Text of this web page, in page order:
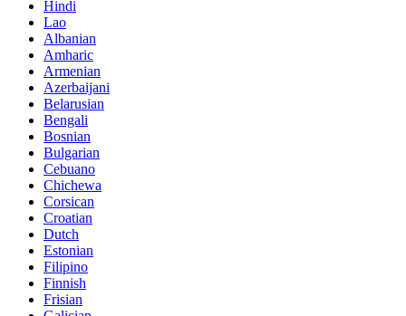
Hindi
Lao
Albanian
Amharic
Armenian
Azerbaijani
Belarusian
Bengali
Bosnian
Bulgarian
Cebuano
Chichewa
Corsican
Croatian
Dutch
Estonian
Filipino
Finnish
Frisian